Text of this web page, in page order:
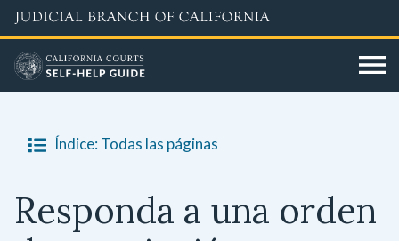
Skip
to
main
content
Índice: Todas las páginas
Responda a una orden